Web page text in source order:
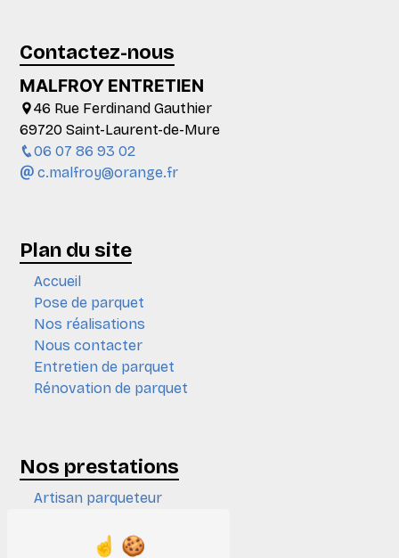
Contactez-nous
MALFROY ENTRETIEN
46 Rue Ferdinand Gauthier
69720 Saint-Laurent-de-Mure
06 07 86 93 02
c.malfroy@orange.fr
Plan du site
Accueil
Pose de parquet
Nos réalisations
Nous contacter
Entretien de parquet
Rénovation de parquet
Nos prestations
Artisan parqueteur
Expert en parquet